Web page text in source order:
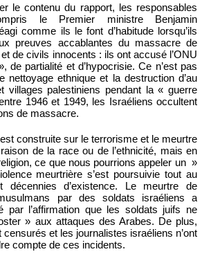
le contenu du rapport, les responsables
le Premier ministre Benjamin
comme ils le font d’habitude lorsqu’ils
preuves accablantes du massacre de
de civils innocents : ils ont accusé l’ONU
de partialité et d’hypocrisie. Ce n’est pas
nettoyage ethnique et la destruction d’au
villages palestiniens pendant la « guerre
1946 et 1949, les Israéliens occultent
de massacre.
construite sur le terrorisme et le meurtre
de la race ou de l’ethnicité, mais en
ce que nous pourrions appeler un »
meurtrière s’est poursuivie tout au
d’existence. Le meurtre de
par des soldats israéliens a
par l’affirmation que les soldats juifs ne
» aux attaques des Arabes. De plus,
et les journalistes israéliens n’ont
compte de ces incidents.